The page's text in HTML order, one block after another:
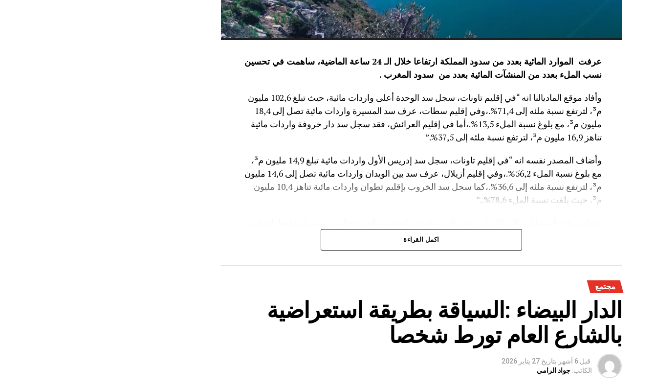
عرفت الموارد المائية بعدد من سدود المملكة ارتفاعا خلال الـ 24 ساعة الماضية، ساهمت في تحسين
نسب الملء بعدد من المنشآت المائية بعدد من سدود المغرب .
وأفاد موقع الماديالنا انه “في إقليم تاونات، سجل سد الوحدة أعلى واردات مائية، حيث تبلغ 102,6 مليون
م³، لترتفع نسبة ملئه إلى 71,4%.،وفي إقليم سطات، عرف سد المسيرة واردات مائية تصل إلى 18,4
مليون م³، مع بلوغ نسبة الملء 13,5%.،أما في إقليم العرائش، فقد سجل سد دار خروفة واردات مائية
تناهز 16,9 مليون م³، لترتفع نسبة ملئه إلى 37,5%.”
وأضاف المصدر نفسه انه “في إقليم تاونات، سجل سد إدريس الأول واردات مائية تبلغ 14,9 مليون م³،
مع بلوغ نسبة الملء 56,2%.،وفي إقليم أزيلال، عرف سد بين الويدان واردات مائية تصل إلى 14,6 مليون
م³، لترتفع نسبة ملئه إلى 36,6%.،كما سجل سد الخروب بإقليم تطوان واردات مائية تناهز 10,4 مليون
م³، حيث بلغت نسبة الملء 78,6%..”
اكمل القراءة
مجتمع
الدار البيضاء :السياقة بطريقة استعراضية
بالشارع العام تورط شخصا
قبل 6 أشهر بتاريخ 27 يناير 2026
الكاتب: جواد الرامي